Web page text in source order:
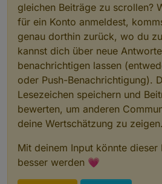
gleichen Beiträge zu scrollen?
für ein Konto anmeldest,
genau dorthin zurück, wo du
kannst dich über neue
benachrichtigen lassen
oder Push-Benachrichtigung).
Lesezeichen speichern und
bewerten, um anderen
deine Wertschätzung zu zeigen.
Mit deinem Input könnte dieser
besser werden 💗